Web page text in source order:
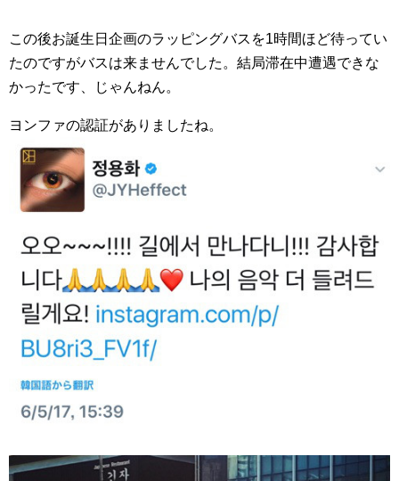
この後お誕生日企画のラッピングバスを1時間ほど待ってい
たのですがバスは来ませんでした。結局滞在中遭遇できな
かったです、じゃんねん。
ヨンファの認証がありましたね。